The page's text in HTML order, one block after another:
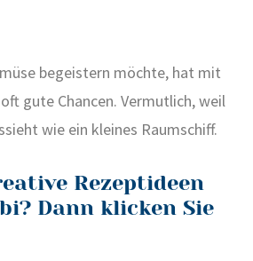
begeis­tern möch­te, hat mit
gute Chan­cen. Ver­mut­lich, weil
wie ein klei­nes Raum­schiff.
Rezeptideen
Dann klicken Sie